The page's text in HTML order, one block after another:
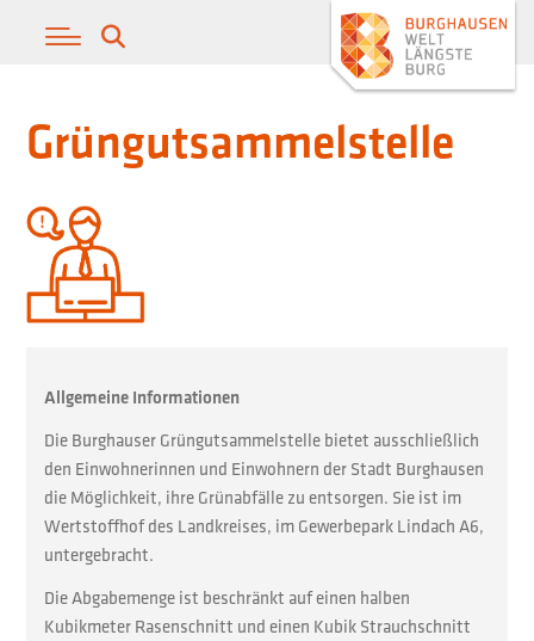
Grüngutsammelstelle
Allgemeine Informationen
Die Burghauser Grüngutsammelstelle bietet ausschließlich
den Einwohnerinnen und Einwohnern der Stadt Burghausen
die Möglichkeit, ihre Grünabfälle zu entsorgen. Sie ist im
Wertstoffhof des Landkreises, im Gewerbepark Lindach A6,
untergebracht.
Die Abgabemenge ist beschränkt auf einen halben
Kubikmeter Rasenschnitt und einen Kubik Strauchschnitt